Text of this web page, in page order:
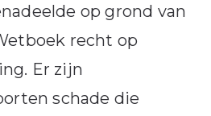
op grond van
recht op
Er zijn
schade die